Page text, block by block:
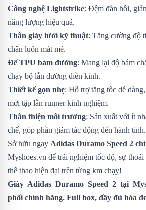
Công nghệ Lightstrike: Đệm đàn hồi,
năng lượng hiệu quả.
Thân giày lưới kỹ thuật: Tăng cường độ
chân luôn mát mẻ.
Đế TPU bám đường: Mang lại độ bám
chạy bộ lẫn đường điền kinh.
Thiết kế gọn nhẹ: Hỗ trợ tăng tốc dễ
mới tập lẫn runner kinh nghiệm.
Thân thiện môi trường: Sản xuất với ít
chế, góp phần giảm tác động đến hành tinh.
Sở hữu ngay Adidas Duramo Speed 2
Myshoes.vn để trải nghiệm tốc độ, sự thoải
thể thao hiện đại trên từng km chạy!
Giày Adidas Duramo Speed 2 tại
phối chính hãng. Full box, đầy đủ hóa